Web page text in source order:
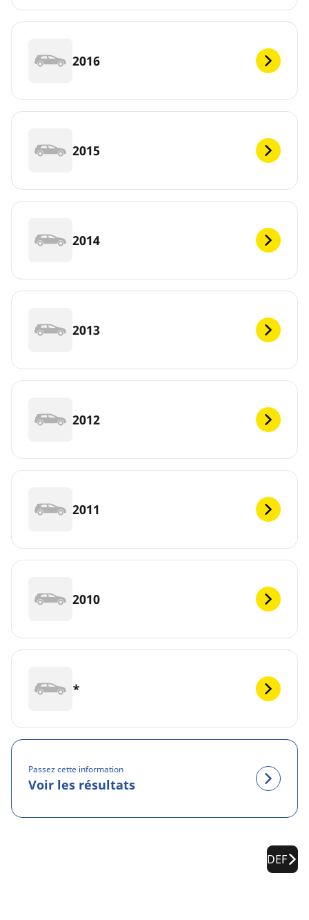
2016
2015
2014
2013
2012
2011
2010
*
Passez cette information
Voir les résultats
DEF